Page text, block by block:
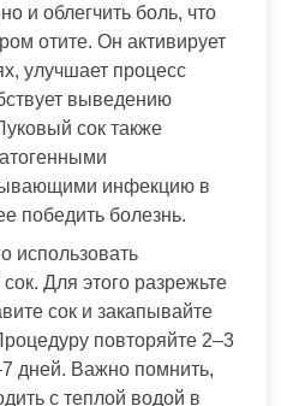
и облегчить боль, что
отите. Он активирует
улучшает процесс
выведению
сок также
инфекцию в
победить болезнь.
использовать
Для этого разрежьте
сок и закапывайте
повторяйте 2–3
дней. Важно помнить,
с теплой водой в